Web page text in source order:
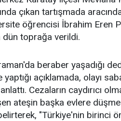
çıkan tartışmada
öğrencisi İbrahim Eren
dün toprağa verildi.
beraber yaşadığı
açıklamada, olayı
Cezaların caydırıcı
ateşin başka evlere
"Türkiye'nin birinci